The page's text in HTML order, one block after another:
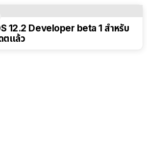
12.2 Developer beta 1 สำหรับ
ตแล้ว